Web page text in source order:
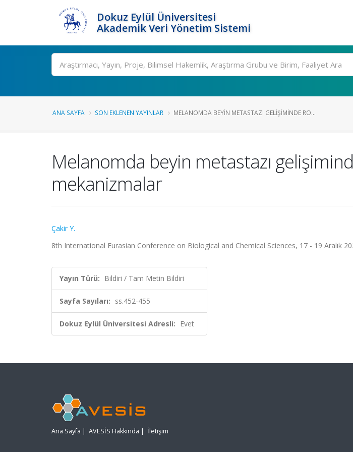
Dokuz Eylül Üniversitesi
Akademik Veri Yönetim Sistemi
Ara
ANA SAYFA SON EKLENEN YAYINLAR MELANOMDA BEYIN METASTAZI GELIŞIMINDE RO...
Melanomda beyin metastazı
mekanizmalar
Çakir Y.
8th International Eurasian Conference on Biological and Chemical Sciences, 17 - 19 Aralık
Yayın Türü: Bildiri / Tam Metin Bildiri
Sayfa Sayıları: ss.452-455
Dokuz Eylül Üniversitesi Adresli: Evet
Ana Sayfa | AVESİS Hakkında | İletişim